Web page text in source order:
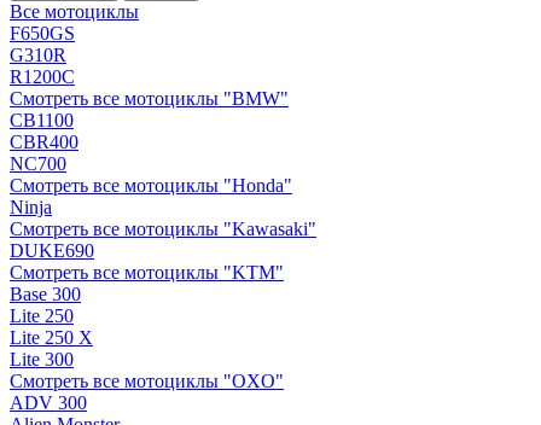
Все мотоциклы
F650GS
G310R
R1200C
Смотреть все мотоциклы "BMW"
CB1100
CBR400
NC700
Смотреть все мотоциклы "Honda"
Ninja
Смотреть все мотоциклы "Kawasaki"
DUKE690
Смотреть все мотоциклы "KTM"
Base 300
Lite 250
Lite 250 X
Lite 300
Смотреть все мотоциклы "OXO"
ADV 300